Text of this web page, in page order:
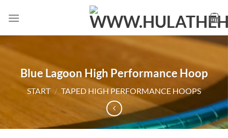
Inhalt
Blue Lagoon High Performance Hoop
START / TAPED HIGH PERFORMANCE HOOPS